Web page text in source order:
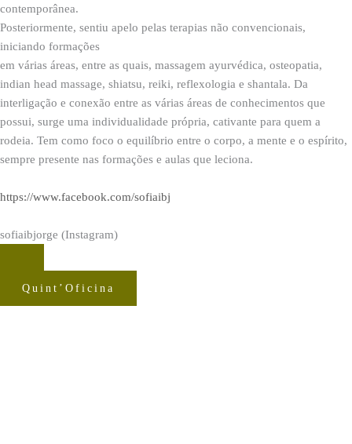
contemporânea.
Posteriormente, sentiu apelo pelas terapias não convencionais,
iniciando formações
em várias áreas, entre as quais, massagem ayurvédica, osteopatia,
indian head massage, shiatsu, reiki, reflexologia e shantala. Da
interligação e conexão entre as várias áreas de conhecimentos que
possui, surge uma individualidade própria, cativante para quem a
rodeia. Tem como foco o equilíbrio entre o corpo, a mente e o espírito,
sempre presente nas formações e aulas que leciona.
https://www.facebook.com/sofiaibj
sofiaibjorge (Instagram)
Quint’Oficina